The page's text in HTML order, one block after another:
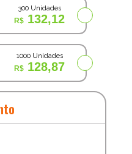
300 Unidades
132,12
1000 Unidades
128,87